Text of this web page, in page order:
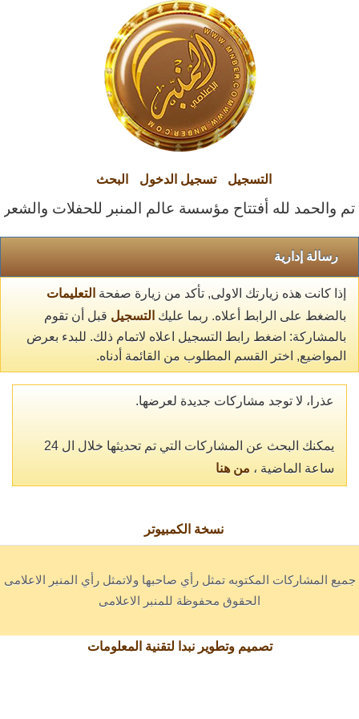
التسجيل تسجيل الدخول البحث
تم والحمد لله أفتتاح مؤسسة عالم المنبر للحفلات
رسالة إدارية
إذا كانت هذه زيارتك الاولى, تأكد من زيارة صفحة التعليمات
بالضغط على الرابط أعلاه. ربما عليك التسجيل قبل أن تقوم
بالمشاركة: اضغط رابط التسجيل اعلاه لاتمام ذلك. للبدء بعرض
المواضيع, اختر القسم المطلوب من القائمة أدناه.
عذرا، لا توجد مشاركات جديدة لعرضها.
يمكنك البحث عن المشاركات التي تم تحديثها خلال ال 24
ساعة الماضية ، من هنا
نسخة الكمبيوتر
جميع المشاركات المكتوبه تمثل رأي صاحبها ولاتمثل رأي المنبر الاعلامى
الحقوق محفوظة للمنبر الاعلامى
تصميم وتطوير نبدا لتقنية المعلومات